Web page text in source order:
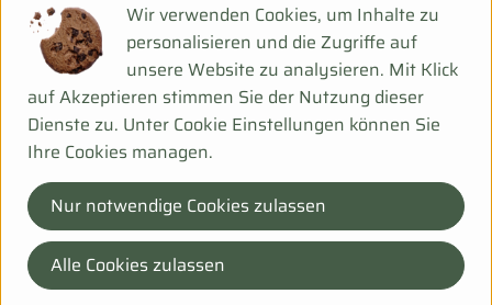
Herkunft
Deu
Bei Fragen helfen wir Dir gerne weiter!
Hanfsack 50b,
99198 Ollendorf
Wir verwenden Cookies, um Inhalte zu
personalisieren und die Zugriffe auf
unsere Website zu analysieren. Mit Klick
auf Akzeptieren stimmen Sie der Nutzung dieser
Dienste zu. Unter Cookie Einstellungen können Sie
Ihre Cookies managen.
Nur notwendige Cookies zulassen
Alle Cookies zulassen